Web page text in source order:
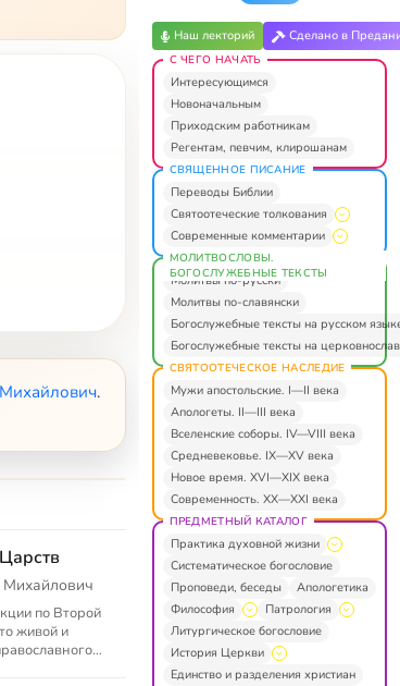
.
Михайлович
по Второй
живой и
Наш лекторий Сделано в
С ЧЕГО НАЧАТЬ
Интересующимся
Новоначальным
Приходским работникам
Регентам, певчим, клирошанам
СВЯЩЕННОЕ ПИСАНИЕ
Переводы Библии
Святоотеческие толкования
Современные комментарии
МОЛИТВОСЛОВЫ.
БОГОСЛУЖЕБНЫЕ ТЕКСТЫ
Молитвы по-русски
Молитвы по-славянски
Богослужебные тексты на русском
Богослужебные тексты на
СВЯТООТЕЧЕСКОЕ НАСЛЕДИЕ
Мужи апостольские. I—II века
Апологеты. II—III века
Вселенские соборы. IV—VIII века
Средневековье. IX—XV века
Новое время. XVI—XIX века
Современность. XX—XXI века
ПРЕДМЕТНЫЙ КАТАЛОГ
Практика духовной жизни
Систематическое богословие
Проповеди, беседы
Апологетика
Философия
Патрология
Литургическое богословие
История Церкви
Единство и разделения христиан